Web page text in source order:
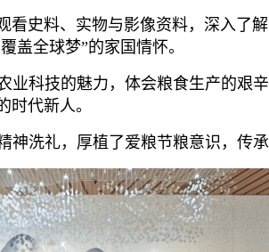
史料、实物与影像资料，深入了
盖全球梦”的家国情怀。
科技的魅力，体会粮食生产的艰
代新人。
洗礼，厚植了爱粮节粮意识，传承